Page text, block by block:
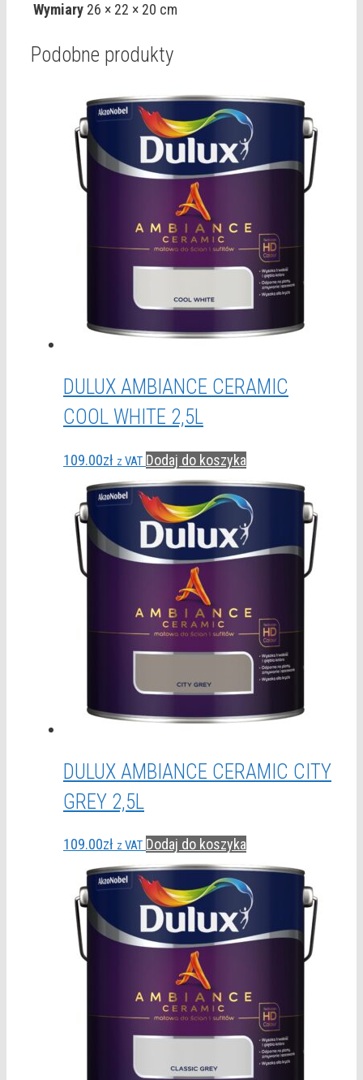
Wymiary 26 × 22 × 20 cm
Podobne produkty
DULUX AMBIANCE CERAMIC
COOL WHITE 2,5L
109.00zł z VAT Dodaj do koszyka
DULUX AMBIANCE CERAMIC CITY
GREY 2,5L
109.00zł z VAT Dodaj do koszyka